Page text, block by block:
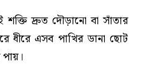
দ্রুত দৌড়ানো বা সাঁতার
ধীরে এসব পাখির ডানা ছোট